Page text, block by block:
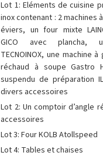
Lot 1: Eléments de cuisine
inox contenant : 2 machines
éviers, un four mixte
GICO avec plancha,
TECNOINOX, une machine à
réchaud à soupe Gastro
suspendu de préparation
divers accessoires
Lot 2: Un comptoir d’angle
accessoires
Lot 3: Four KOLB Atollspeed
Lot 4: Tables et chaises